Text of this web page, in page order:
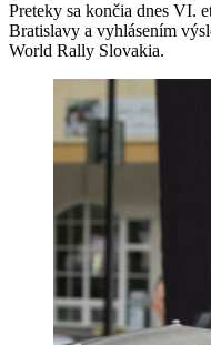
Preteky sa končia dnes VI.
Bratislavy a vyhlásením
World Rally Slovakia.